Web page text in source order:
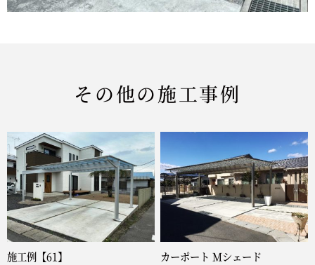
その他の施工事例
施工例【61】 カーポート Mシェード